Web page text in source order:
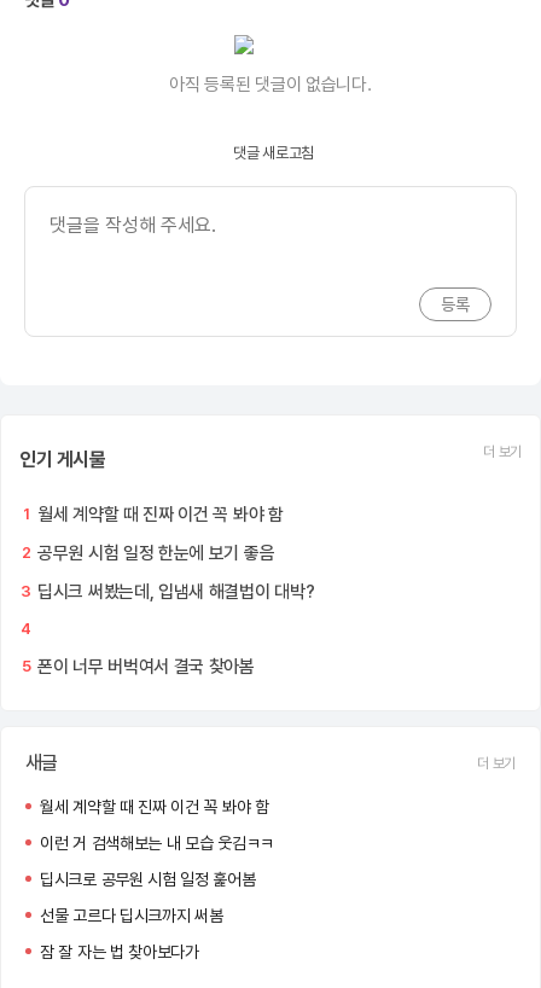
아직 등록된 댓글이 없습니다.
댓글 새로고침
인기 게시물 더 보기
1 월세 계약할 때 진짜 이건 꼭 봐야 함
2 공무원 시험 일정 한눈에 보기 좋음
3 딥시크 써봤는데, 입냄새 해결법이 대박?
4
5 폰이 너무 버벅여서 결국 찾아봄
새글 더 보기
월세 계약할 때 진짜 이건 꼭 봐야 함
이런 거 검색해보는 내 모습 웃김ㅋㅋ
딥시크로 공무원 시험 일정 훑어봄
선물 고르다 딥시크까지 써봄
잠 잘 자는 법 찾아보다가